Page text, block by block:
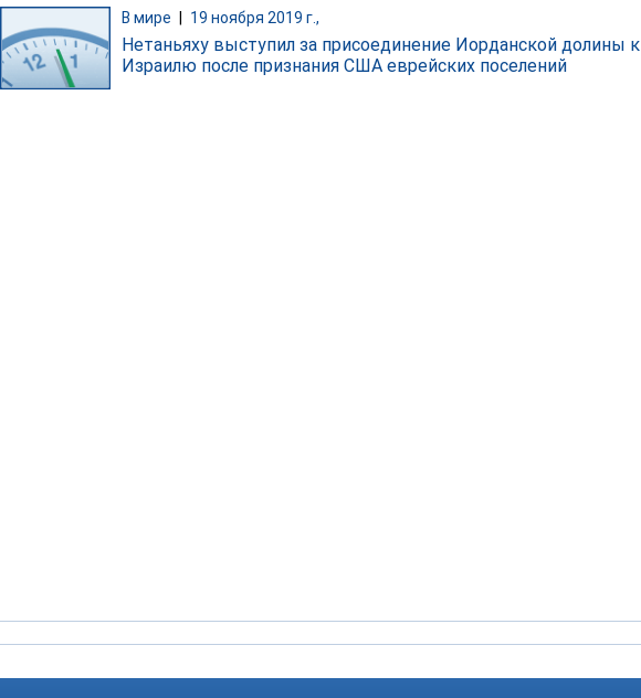
В мире 19 ноября 2019 г.,
Нетаньяху выступил за присоединение Иорданской долины к
Израилю после признания США еврейских поселений